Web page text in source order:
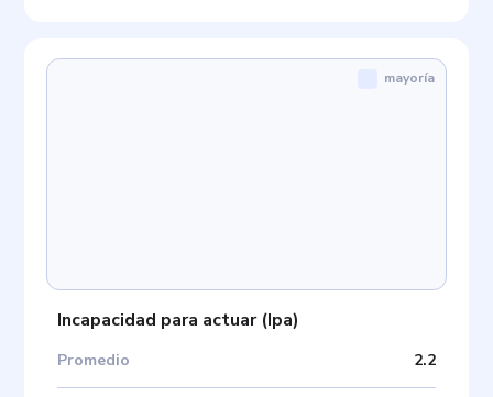
Incapacidad para actuar(Ipa)
Promedio 2.2
mayoría